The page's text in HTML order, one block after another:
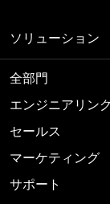
ソリューション
全部門
エンジニアリン
セールス
マーケティング
サポート